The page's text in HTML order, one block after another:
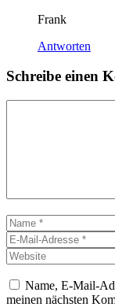
Frank
Antworten
Schreibe einen
Name
Name, E-Mail-
meinen nächsten